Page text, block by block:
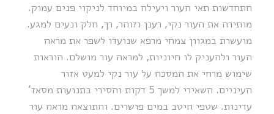
התחדשות תאי העור ויעילה במיוחד לניקוי פנים עמוק.
מותירה את העור נקי, רענן וזוהר, רך, חלק ונעים למגע.
מועשרת במגוון צמחי מרפא שנועדו לשפר את מראה
העור ולהעניק לו חיוניות, למראה עור מושלם. הוראות
שימוש מרחי את המסכה על עור נקי למעט אזור
העיניים. השאירי למשך 5 דקות והסירי בתנועות מסאז’
עדינות. שטפי היטב במים פושרים. והתוצאה מראה עור